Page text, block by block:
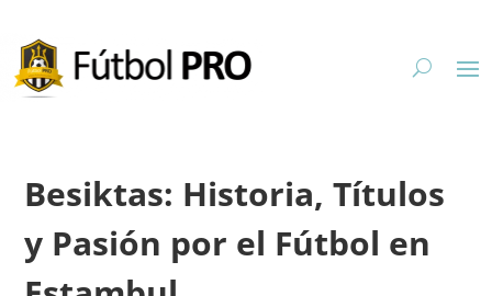
Besiktas: Historia, Títulos
y Pasión por el Fútbol en